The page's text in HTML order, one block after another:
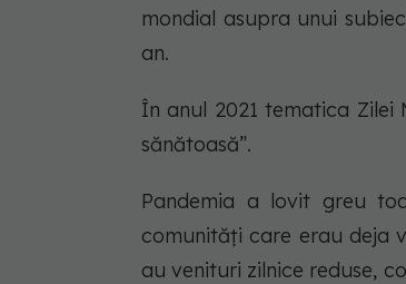
mondial asupra unui
an.
În anul 2021 tematica Zilei
sănătoasă”.
Pandemia a lovit greu
comunități care erau deja
au venituri zilnice reduse,